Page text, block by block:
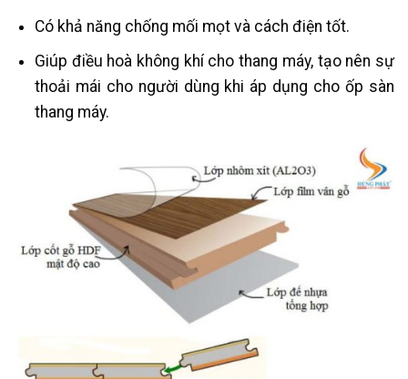
Có khả năng chống mối mọt và cách điện tốt.
Giúp điều hoà không khí cho thang máy, tạo nên sự
thoải mái cho người dùng khi áp dụng cho ốp sàn
thang máy.